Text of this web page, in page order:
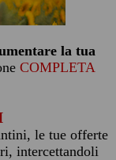
la tua
COMPLETA
le tue offerte
intercettandoli